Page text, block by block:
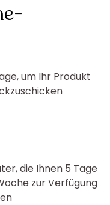
um Ihr Produkt
die Ihnen 5 Tage
zur Verfügung